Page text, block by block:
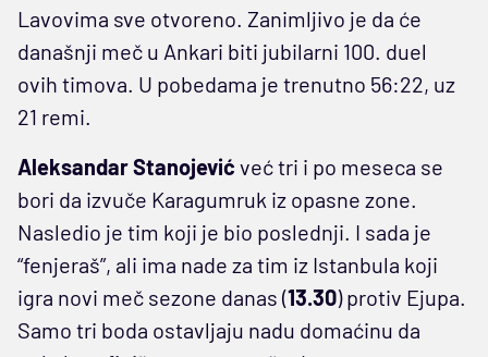
Lavovima sve otvoreno. Zanimljivo je da će
današnji meč u Ankari biti jubilarni 100. duel
ovih timova. U pobedama je trenutno 56:22, uz
21 remi.
Aleksandar Stanojević već tri i po meseca se
bori da izvuče Karagumruk iz opasne zone.
Nasledio je tim koji je bio poslednji. I sada je
“fenjeraš”, ali ima nade za tim iz Istanbula koji
igra novi meč sezone danas (13.30) protiv Ejupa.
Samo tri boda ostavljaju nadu domaćinu da